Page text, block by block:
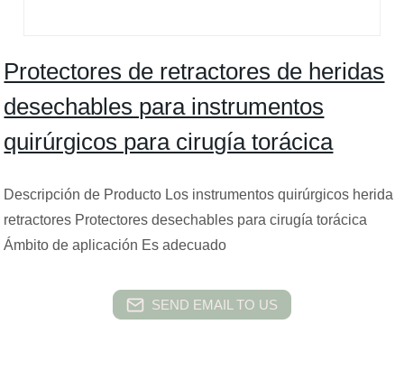
Protectores de retractores de heridas
desechables para instrumentos
quirúrgicos para cirugía torácica
Descripción de Producto Los instrumentos quirúrgicos herida
retractores Protectores desechables para cirugía torácica
Ámbito de aplicación Es adecuado
SEND EMAIL TO US